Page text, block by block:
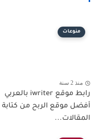
منوعات
منذ 2 سنة
رابط موقع iwriter بالعربي
أفضل موقع الربح من كتابة
المقالات...